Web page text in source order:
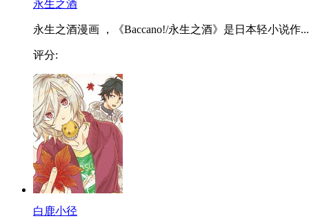
永生之酒
永生之酒漫画 ，《Baccano!/永生之酒》是日本轻小说作...
评分:
白鹿小径